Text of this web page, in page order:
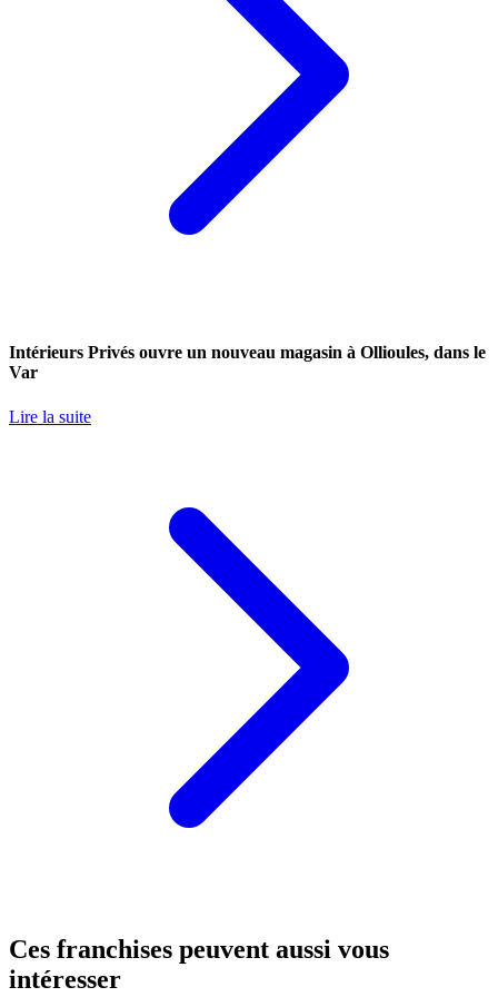
Intérieurs Privés ouvre un nouveau magasin à Ollioules, dans le
Var
Lire la suite
Ces franchises peuvent aussi vous
intéresser